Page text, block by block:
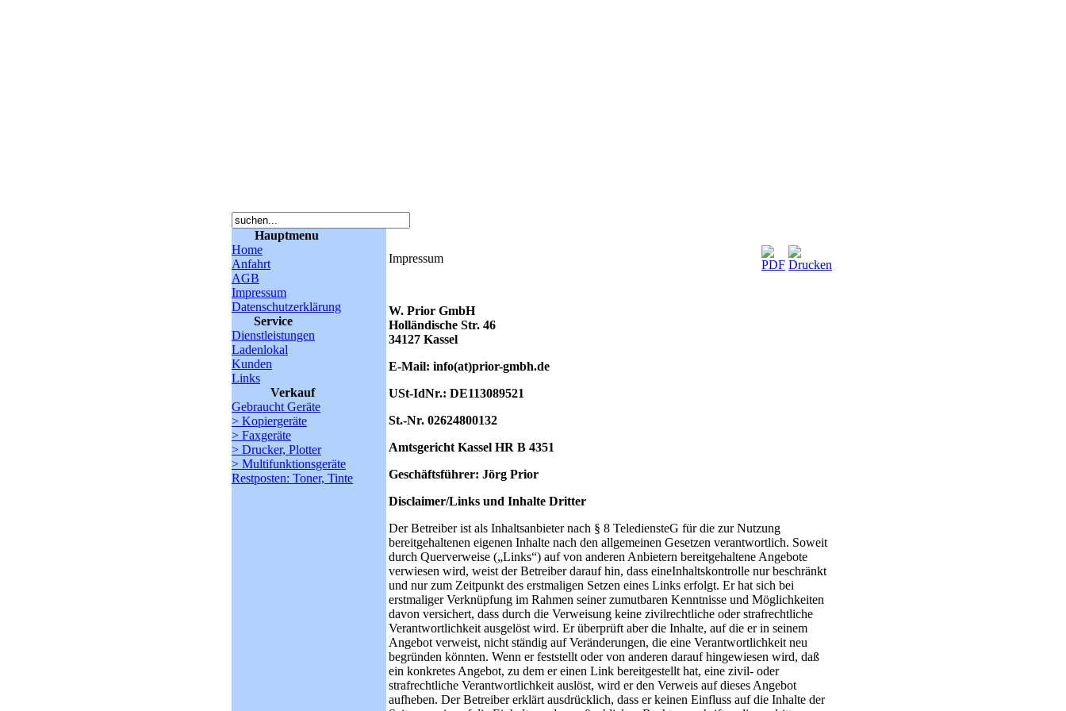
Hauptmenu
Home
Anfahrt
AGB
Impressum
Datenschutzerklärung
Service
Dienstleistungen
Ladenlokal
Kunden
Links
Verkauf
Gebraucht Geräte
> Kopiergeräte
> Faxgeräte
> Drucker, Plotter
> Multifunktionsgeräte
Restposten: Toner, Tinte
Impressum
W. Prior GmbH
Holländische Str. 46
34127 Kassel
E-Mail: info(at)prior-gmbh.de
USt-IdNr.: DE113089521
St.-Nr. 02624800132
Amtsgericht Kassel HR B 4351
Geschäftsführer: Jörg Prior
Disclaimer/Links und Inhalte Dritter
Der Betreiber ist als Inhaltsanbieter nach § 8 TelediensteG für die zur Nutzung
bereitgehaltenen eigenen Inhalte nach den allgemeinen Gesetzen verantwortlich. Soweit
durch Querverweise („Links“) auf von anderen Anbietern bereitgehaltene Angebote
verwiesen wird, weist der Betreiber darauf hin, dass eineInhaltskontrolle nur beschränkt
und nur zum Zeitpunkt des erstmaligen Setzen eines Links erfolgt. Er hat sich bei
erstmaliger Verknüpfung im Rahmen seiner zumutbaren Kenntnisse und Möglichkeiten
davon versichert, dass durch die Verweisung keine zivilrechtliche oder strafrechtliche
Verantwortlichkeit ausgelöst wird. Er überprüft aber die Inhalte, auf die er in seinem
Angebot verweist, nicht ständig auf Veränderungen, die eine Verantwortlichkeit neu
begründen könnten. Wenn er feststellt oder von anderen darauf hingewiesen wird, daß
ein konkretes Angebot, zu dem er einen Link bereitgestellt hat, eine zivil- oder
strafrechtliche Verantwortlichkeit auslöst, wird er den Verweis auf dieses Angebot
aufheben. Der Betreiber erklärt ausdrücklich, dass er keinen Einfluss auf die Inhalte der